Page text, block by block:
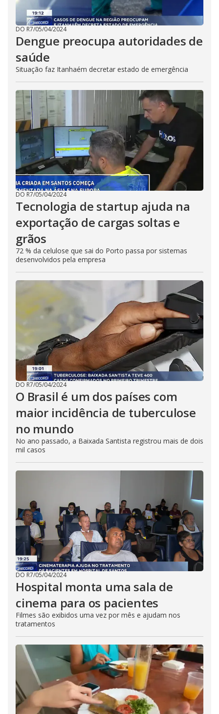
DO R7/05/04/2024
Dengue preocupa autoridades de
saúde
Situação faz Itanhaém decretar estado de emergência
DO R7/05/04/2024
Tecnologia de startup ajuda na
exportação de cargas soltas e
grãos
72 % da celulose que sai do Porto passa por sistemas
desenvolvidos pela empresa
DO R7/05/04/2024
O Brasil é um dos países com
maior incidência de tuberculose
no mundo
No ano passado, a Baixada Santista registrou mais de dois
mil casos
DO R7/05/04/2024
Hospital monta uma sala de
cinema para os pacientes
Filmes são exibidos uma vez por mês e ajudam nos
tratamentos